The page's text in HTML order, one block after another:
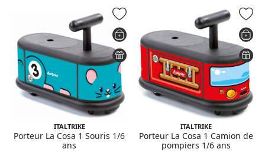
ITALTRIKE
Porteur La Cosa 1 Souris 1/6
ans
ITALTRIKE
Porteur La Cosa 1 Camion de
pompiers 1/6 ans